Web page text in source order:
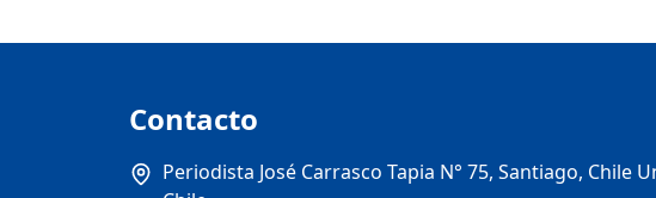
Contacto
Periodista José Carrasco Tapia N° 75, Santiago, Chile